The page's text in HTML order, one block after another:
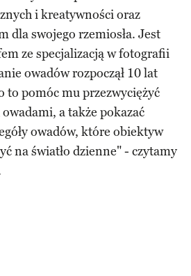
i kreatywności oraz
dla swojego rzemiosła. Jest
ze specjalizacją w fotografii
owadów rozpoczął 10 lat
to pomóc mu przezwyciężyć
a także pokazać
owadów, które obiektyw
na światło dzienne" - czytamy